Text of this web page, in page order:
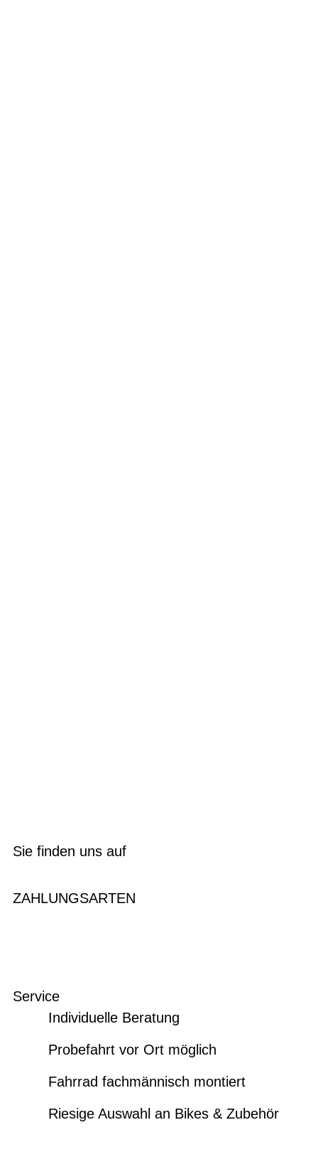
Sie finden uns auf
ZAHLUNGSARTEN
Service
Individuelle Beratung
Probefahrt vor Ort möglich
Fahrrad fachmännisch montiert
Riesige Auswahl an Bikes & Zubehör